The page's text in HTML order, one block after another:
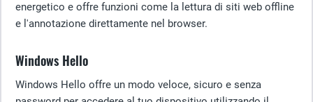
energetico e offre funzioni come la lettura di siti web offline
e l'annotazione direttamente nel browser.
Windows Hello
Windows Hello offre un modo veloce, sicuro e senza